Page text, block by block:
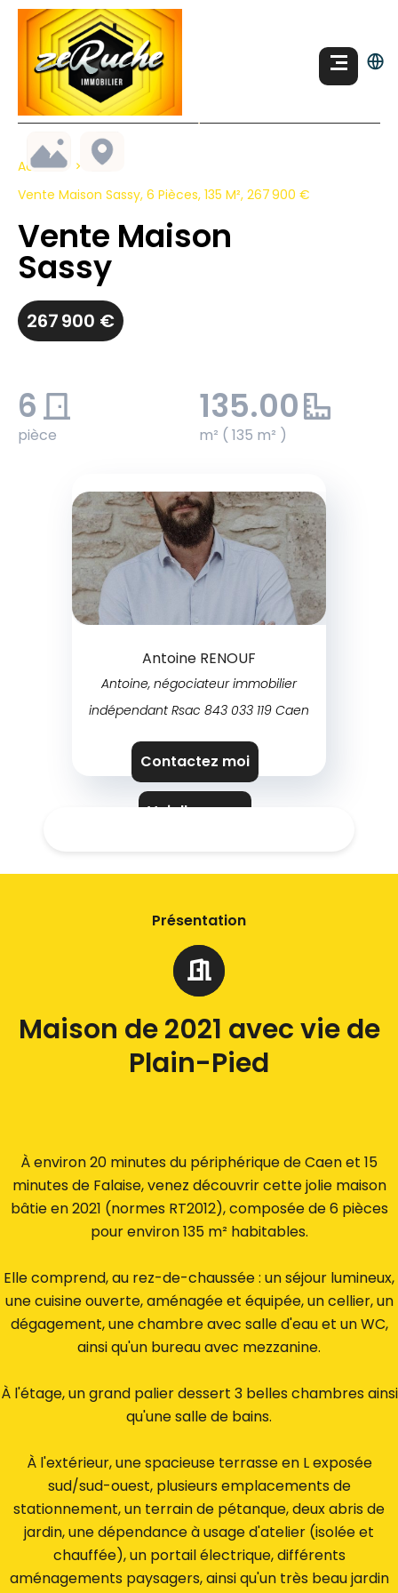
Accueil
Vente Maison Sassy, 6 Pièces, 135 M², 267 900 €
Vente Maison
Sassy
267 900 €
6
pièce
135.00
m² ( 135 m² )
Antoine RENOUF
Antoine, négociateur immobilier
indépendant Rsac 843 033 119 Caen
Contactez moi
Voir l'agence
Présentation
Maison de 2021 avec vie de
Plain-Pied
À environ 20 minutes du périphérique de Caen et 15
minutes de Falaise, venez découvrir cette jolie maison
bâtie en 2021 (normes RT2012), composée de 6 pièces
pour environ 135 m² habitables.
Elle comprend, au rez-de-chaussée : un séjour lumineux,
une cuisine ouverte, aménagée et équipée, un cellier, un
dégagement, une chambre avec salle d'eau et un WC,
ainsi qu'un bureau avec mezzanine.
À l'étage, un grand palier dessert 3 belles chambres ainsi
qu'une salle de bains.
À l'extérieur, une spacieuse terrasse en L exposée
sud/sud-ouest, plusieurs emplacements de
stationnement, un terrain de pétanque, deux abris de
jardin, une dépendance à usage d'atelier (isolée et
chauffée), un portail électrique, différents
aménagements paysagers, ainsi qu'un très beau jardin